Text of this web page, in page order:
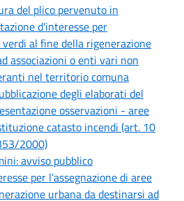
del plico pervenuto in
d'interesse per
al fine della rigenerazione
associazioni o enti vari non
nel territorio comuna
degli elaborati del
osservazioni - aree
catasto incendi (art. 10
2000)
avviso pubblico
per l’assegnazione di aree
urbana da destinarsi ad